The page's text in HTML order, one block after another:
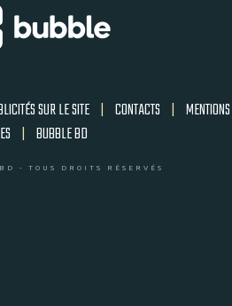
SUR LE SITE | CONTACTS | MENTIONS
| BUBBLE BD
- TOUS DROITS RÉSERVÉS